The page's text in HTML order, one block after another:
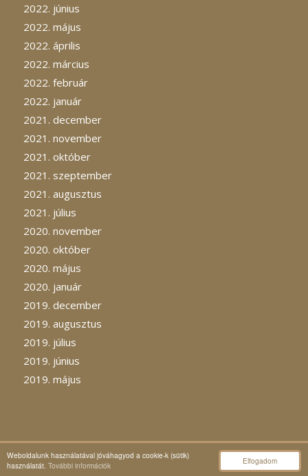
Elfogadom
Weboldalunk használatával jóváhagyod a cookie-k (sütik)
használatát. További információk
2022. június
2022. május
2022. április
2022. március
2022. február
2022. január
2021. december
2021. november
2021. október
2021. szeptember
2021. augusztus
2021. július
2020. november
2020. október
2020. május
2020. január
2019. december
2019. augusztus
2019. július
2019. június
2019. május
© Copyright -Expresszredőny